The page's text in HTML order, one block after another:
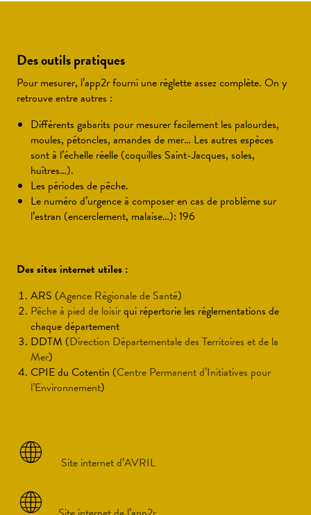
Des outils pratiques
Pour mesurer, l’app2r fourni une réglette assez complète. On y
retrouve entre autres :
Différents gabarits pour mesurer facilement les palourdes,
moules, pétoncles, amandes de mer… Les autres espèces
sont à l’échelle réelle (coquilles Saint-Jacques, soles,
huîtres…).
Les périodes de pêche.
Le numéro d’urgence à composer en cas de problème sur
l’estran (encerclement, malaise…): 196
Des sites internet utiles :
ARS (Agence Régionale de Santé)
Pêche à pied de loisirqui répertorie les réglementations de
chaque département
DDTM (Direction Départementale des Territoires et de la
Mer)
CPIE du Cotentin (Centre Permanent d’Initiatives pour
l’Environnement)
Site internet d’AVRIL